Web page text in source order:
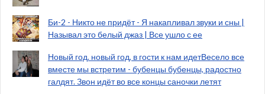
Би-2 - Никто не придёт - Я накапливал звуки и сны |
Называл это белый джаз | Все ушло с ее
Новый год. новый год, в гости к нам идетВесело все
вместе мы встретим - бубенцы бубенцы, радостно
галдят. Звон идёт во все концы саночки летят